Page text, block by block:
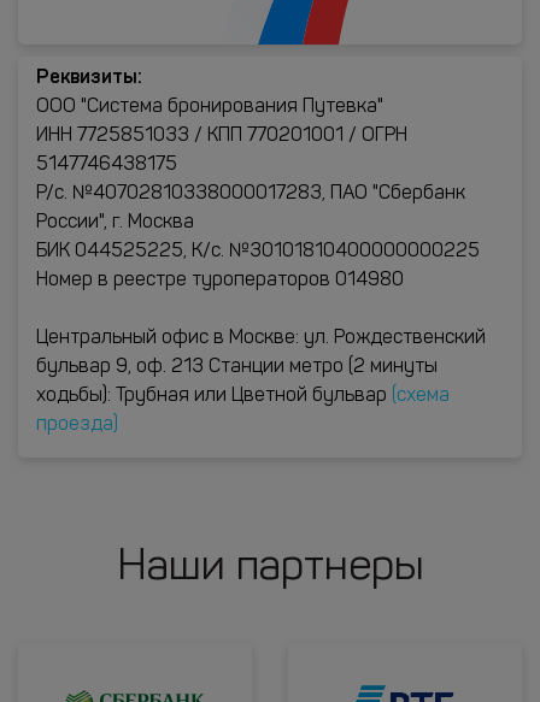
Реквизиты:
ООО "Система бронирования Путевка"
ИНН 7725851033 / КПП 770201001 / ОГРН
5147746438175
Р/с. №40702810338000017283, ПАО "Сбербанк
России", г. Москва
БИК 044525225, К/с. №30101810400000000225
Номер в реестре туроператоров 014980
Центральный офис в Москве: ул. Рождественский
бульвар 9, оф. 213 Станции метро (2 минуты
ходьбы): Трубная или Цветной бульвар
(схема
проезда)
Наши партнеры